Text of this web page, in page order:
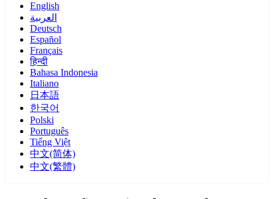
English
العربية
Deutsch
Español
Français
हिन्दी
Bahasa Indonesia
Italiano
日本語
한국어
Polski
Português
Tiếng Việt
中文(简体)
中文(繁體)